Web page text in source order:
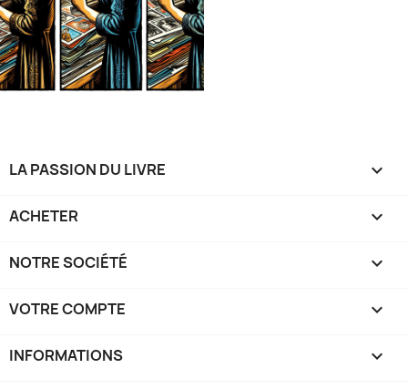
LA PASSION DU LIVRE 
ACHETER 
NOTRE SOCIÉTÉ 
VOTRE COMPTE 
INFORMATIONS keyboard_arrow_down